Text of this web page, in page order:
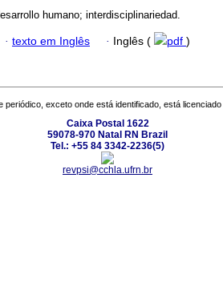
humano; interdisciplinariedad.
· texto em Inglês · Inglês ( pdf )
periódico, exceto onde está identificado, está
Caixa Postal 1622
59078-970 Natal RN Brazil
Tel.: +55 84 3342-2236(5)
revpsi@cchla.ufrn.br